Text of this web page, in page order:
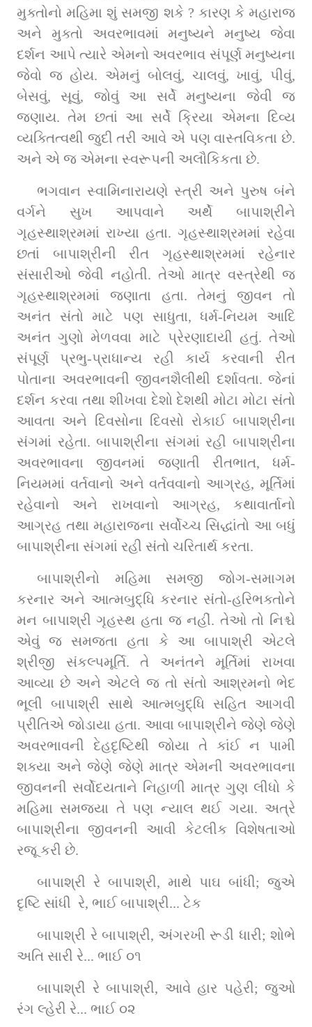
મુક્તોનો મહિમા શું સમજી શકે ? કારણ કે મહારાજ
અને મુક્તો અવરભાવમાં મનુષ્યને મનુષ્ય જેવા
દર્શન આપે ત્યારે એમનો અવરભાવ સંપૂર્ણ મનુષ્યના
જેવો જ હોય. એમનું બોલવું, ચાલવું, ખાવું, પીવું,
બેસવું, સૂવું, જોવું આ સર્વે મનુષ્યના જેવી જ
જણાય. તેમ છતાં આ સર્વે ક્રિયા એમના દિવ્ય
વ્યક્તિત્વથી જુદી તરી આવે એ પણ વાસ્તવિકતા છે.
અને એ જ એમના સ્વરૂપની અલૌકિકતા છે.
ભગવાન સ્વામિનારાયણે સ્ત્રી અને પુરુષ બંને
વર્ગને સુખ આપવાને અર્થે બાપાશ્રીને
ગૃહસ્થાશ્રમમાં રાખ્યા હતા. ગૃહસ્થાશ્રમમાં રહેવા
છતાં બાપાશ્રીની રીત ગૃહસ્થાશ્રમમાં રહેનાર
સંસારીઓ જેવી નહોતી. તેઓ માત્ર વસ્ત્રેથી જ
ગૃહસ્થાશ્રમમાં જણાતા હતા. તેમનું જીવન તો
અનંત સંતો માટે પણ સાધુતા, ધર્મ-નિયમ આદિ
અનંત ગુણો મેળવવા માટે પ્રેરણાદાયી હતું. તેઓ
સંપૂર્ણ પ્રભુ-પ્રાધાન્ય રહી કાર્ય કરવાની રીત
પોતાના અવરભાવની જીવનશૈલીથી દર્શાવતા. જેનાં
દર્શન કરવા તથા શીખવા દેશો દેશથી મોટા મોટા સંતો
આવતા અને દિવસોના દિવસો રોકાઈ બાપાશ્રીના
સંગમાં રહેતા. બાપાશ્રીના સંગમાં રહી બાપાશ્રીના
અવરભાવના જીવનમાં જણાતી રીતભાત, ધર્મ-
નિયમમાં વર્તવાનો અને વર્તવવાનો આગ્રહ, મૂર્તિમાં
રહેવાનો અને રાખવાનો આગ્રહ, કથાવાર્તાનો
આગ્રહ તથા મહારાજના સર્વોચ્ચ સિદ્ધાંતો આ બધું
બાપાશ્રીના સંગમાં રહી સંતો ચરિતાર્થ કરતા.
બાપાશ્રીનો મહિમા સમજી જોગ-સમાગમ
કરનાર અને આત્મબુદ્ધિ કરનાર સંતો-હરિભક્તોને
મન બાપાશ્રી ગૃહસ્થ હતા જ નહીં. તેઓ તો નિશ્ચે
એવું જ સમજતા હતા કે આ બાપાશ્રી એટલે
શ્રીજી સંકલ્પમૂર્તિ. તે અનંતને મૂર્તિમાં રાખવા
આવ્યા છે અને એટલે જ તો સંતો આશ્રમનો ભેદ
ભૂલી બાપાશ્રી સાથે આત્મબુદ્ધિ સહિત આગવી
પ્રીતિએ જોડાયા હતા. આવા બાપાશ્રીને જેણે જેણે
અવરભાવની દેહદૃષ્ટિથી જોયા તે કાંઈ ન પામી
શક્યા અને જેણે જેણે માત્ર એમની અવરભાવના
જીવનની સર્વોદયતાને નિહાળી માત્ર ગુણ લીધો કે
મહિમા સમજ્યા તે પણ ન્યાલ થઈ ગયા. અત્રે
બાપાશ્રીના જીવનની આવી કેટલીક વિશેષતાઓ
રજૂ કરી છે.
બાપાશ્રી રે બાપાશ્રી, માથે પાઘ બાંધી; જુએ
દૃષ્ટિ સાંધી  રે, ભાઈ બાપાશ્રી... ટેક
બાપાશ્રી રે બાપાશ્રી, અંગરખી રૂડી ધારી; શોભે
અતિ સારી રે... ભાઈ ૦૧
બાપાશ્રી રે બાપાશ્રી, આવે હાર પહેરી; જુઓ
રંગ લ્હેરી રે... ભાઈ ૦૨